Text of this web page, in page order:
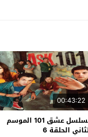
00:43:22
مسلسل عشق 101 الموسم
الحلقة 6